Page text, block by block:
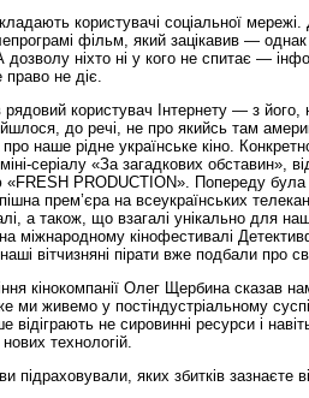
користувачі соціальної
фільм, який зацікавив —
ніхто ні у кого не спитає —
право не діє.
рядовий користувач Інтернету — з
до речі, не про якийсь там
наше рідне українське кіно.
міні-серіалу «За загадкових обставин»,
«FRESH PRODUCTION». Попереду
прем’єра на всеукраїнських
а також, що взагалі унікально для
міжнародному кінофестивалі
вітчизняні пірати вже подбали про
кінокомпанії Олег Щербина сказав
ми живемо у постіндустріальному
відіграють не сировинні ресурси і
технологій.
підраховували, яких збитків зазнаєте